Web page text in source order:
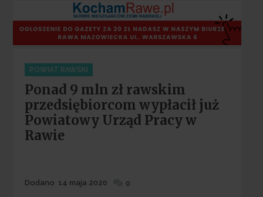
Categories
POWIAT RAWSKI
Ponad 9 mln zł rawskim
przedsiębiorcom wypłacił już
Powiatowy Urząd Pracy w
Rawie
Dodane
Dodano 14 maja 2020 0